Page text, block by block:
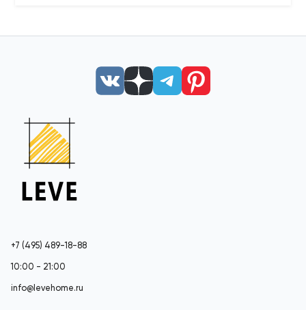
+7 (495) 489-18-88
10:00 - 21:00
info@levehome.ru